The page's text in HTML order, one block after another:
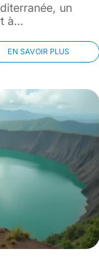
un
à…
EN SAVOIR PLUS